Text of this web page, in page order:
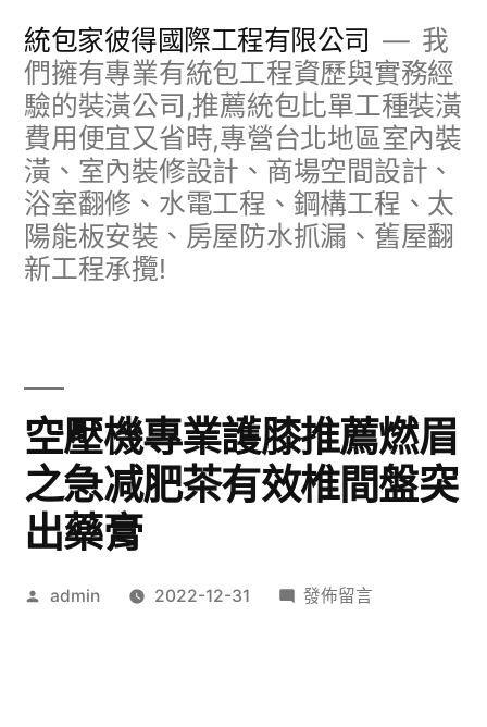
統包家彼得國際工程有限公司
我
們擁有專業有統包工程資歷與實務經
驗的裝潢公司,推薦統包比單工種裝潢
費用便宜又省時,專營台北地區室內裝
潢、室內裝修設計、商場空間設計、
浴室翻修、水電工程、鋼構工程、太
陽能板安裝、房屋防水抓漏、舊屋翻
新工程承攬!
空壓機專業護膝推薦燃眉
之急减肥茶有效椎間盤突
出藥膏
作
admin 2022-12-31
在
發佈留言